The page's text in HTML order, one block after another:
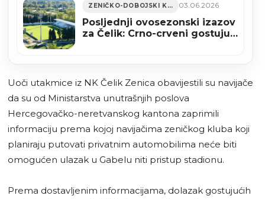
ZENIČKO-DOBOJSKI KANTON 03.06.2026
Posljednji ovosezonski izazov
za Čelik: Crno-crveni gostuju
Uoči utakmice iz NK Čelik Zenica obavijestili su navijače
da su od Ministarstva unutrašnjih poslova
Hercegovačko-neretvanskog kantona zaprimili
informaciju prema kojoj navijačima zeničkog kluba koji
planiraju putovati privatnim automobilima neće biti
omogućen ulazak u Gabelu niti pristup stadionu.
Prema dostavljenim informacijama, dolazak gostujućih